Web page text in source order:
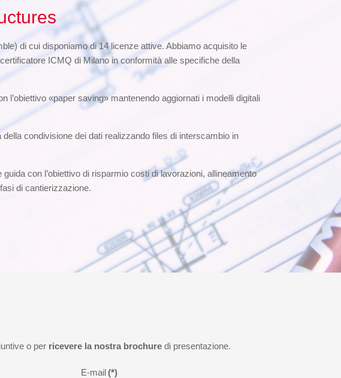
di cui disponiamo di 14 licenze attive. Abbiamo acquisito le
ICMQ di Milano in conformità alle specifiche della
«paper saving» mantenendo aggiornati i modelli digitali
condivisione dei dati realizzando files di interscambio in
con l’obiettivo di risparmio costi di lavorazioni, allineamento
di cantierizzazione.
o per ricevere la nostra brochuredi presentazione.
E-mail(*)